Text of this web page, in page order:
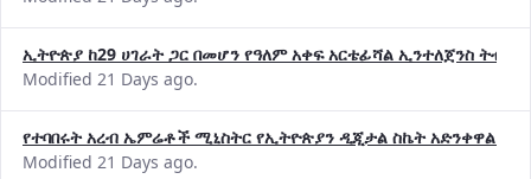
ኢትዮጵያ ከ29 ሀገራት ጋር በመሆን የዓለም አቀፍ አርቴፊሻል ኢንተለጀንስ
Modified 21 Days ago.
የተባበሩት አረብ ኤምሬቶች ሚኒስትር የኢትዮጵያን ዲጂታል ስኬት አድንቀዋል
Modified 21 Days ago.